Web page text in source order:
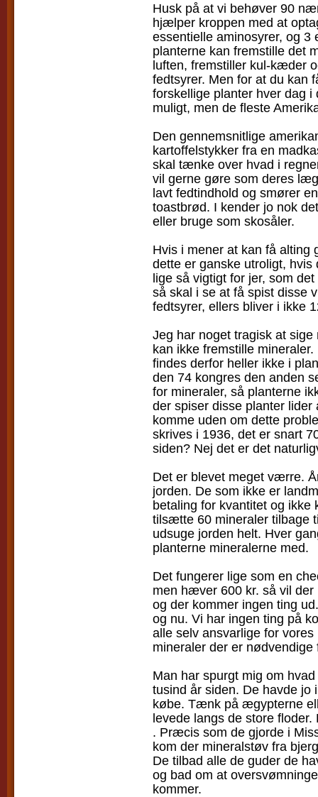
Husk på at vi behøver 90
hjælper kroppen med at
essentielle aminosyrer, og 3
planterne kan fremstille det
luften, fremstiller kul-kæder
fedtsyrer. Men for at du kan
forskellige planter hver dag i
muligt, men de fleste
Den gennemsnitlige
kartoffelstykker fra en
skal tænke over hvad i
vil gerne gøre som deres
lavt fedtindhold og smører
toastbrød. I kender jo nok
eller bruge som skosåler.
Hvis i mener at kan få alting
dette er ganske utroligt,
lige så vigtigt for jer, som
så skal i se at få spist disse
fedtsyrer, ellers bliver i ikke
Jeg har noget tragisk at
kan ikke fremstille
findes derfor heller ikke i
den 74 kongres den anden
for mineraler, så planterne
der spiser disse planter
komme uden om dette
skrives i 1936, det er snart
siden? Nej det er det
Det er blevet meget værre.
jorden. De som ikke er
betaling for kvantitet og ikke
tilsætte 60 mineraler tilbage
udsuge jorden helt. Hver
planterne mineralerne med.
Det fungerer lige som en
men hæver 600 kr. så vil
og der kommer ingen ting
og nu. Vi har ingen ting på
alle selv ansvarlige for
mineraler der er nødvendige
Man har spurgt mig om
tusind år siden. De havde jo
købe. Tænk på ægypterne
levede langs de store
. Præcis som de gjorde i
kom der mineralstøv fra
De tilbad alle de guder de
og bad om at
kommer.